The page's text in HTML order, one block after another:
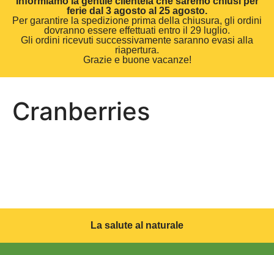
ferie dal 3 agosto al 25 agosto.
Per garantire la spedizione prima della chiusura, gli ordini
dovranno essere effettuati entro il 29 luglio.
Gli ordini ricevuti successivamente saranno evasi alla
riapertura.
Grazie e buone vacanze!
Cranberries
La salute al naturale